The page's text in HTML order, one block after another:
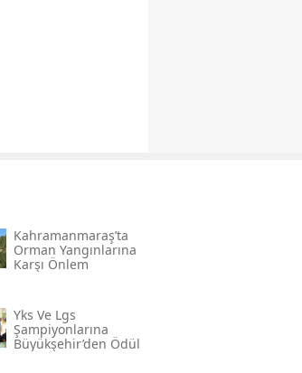
Kahramanmaraş’ta
Orman Yangınlarına
Karşı Önlem
Yks Ve Lgs
Şampiyonlarına
Büyükşehir’den Ödül